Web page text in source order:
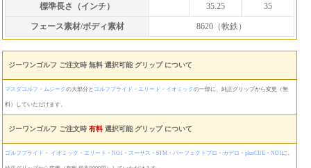
標準長さ（インチ） 35.25 35
フェース素材/ボディ素材 8620（軟鉄）
ジーワンゴルフ ご注文時 無料 選択可能 グリップ について
マスダゴルフ ・ ムジークの大部分と ゴルフプライド ・ エリート ・ イオミックの一部に、純正グリップから変更（無
料）していただけます。
ジーワンゴルフ ご注文時 有料 選択可能 グリップ について
ゴルフプライド ・ イオミック ・ エリート ・ NO1 ・ スーサス ・ STM ・ パーフェクトプロ ・ カデロ ・ plusCUE ・ NO1 に、